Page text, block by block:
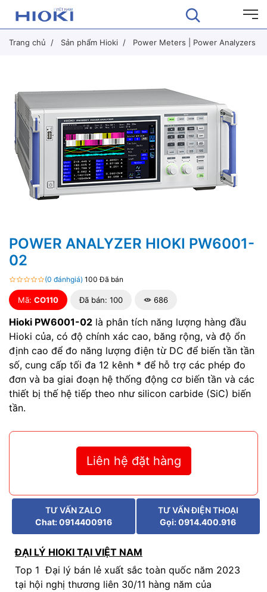
Trang chủ Sản phẩm Hioki Power Meters | Power Analyzers
POWER ANALYZER HIOKI PW6001-
02
(0 đánhgiá) 100 Đã bán
Mã: CO110 Đã bán: 100 686
Hioki PW6001-02 là phân tích năng lượng hàng đầu
Hioki của, có độ chính xác cao, băng rộng, và độ ổn
định cao để đo năng lượng điện từ DC để biến tần tần
số, cung cấp tối đa 12 kênh * để hỗ trợ các phép đo
đơn và ba giai đoạn hệ thống động cơ biến tần và các
thiết bị thế hệ tiếp theo như silicon carbide (SiC) biến
tần.
Liên hệ đặt hàng
TƯ VẤN ZALO
Chat: 0914400916
TƯ VẤN ĐIỆN THOẠI
Gọi: 0914.400.916
ĐẠI LÝ HIOKI TẠI VIỆT NAM
Top 1 Đại lý bán lẻ xuất sắc toàn quốc năm 2023
tại hội nghị thương liên 30/11 hàng năm của